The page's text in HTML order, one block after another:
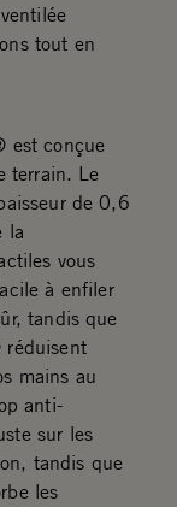
tout en
est conçue
terrain. Le
de 0,6
la
vous
à enfiler
tandis que
réduisent
mains au
anti-
sur les
tandis que
les